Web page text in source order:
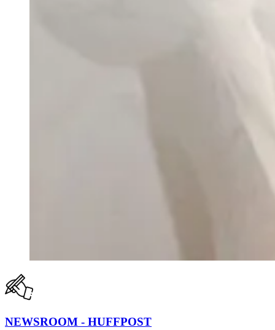
NEWSROOM - HUFFPOST